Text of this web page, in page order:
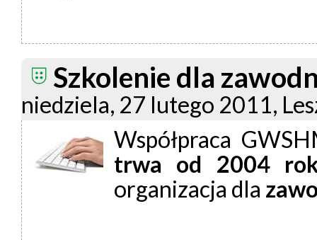
Szkolenie dla
niedziela, 27 lutego 2011,
Współpraca
trwa od 2004
organizacja dla